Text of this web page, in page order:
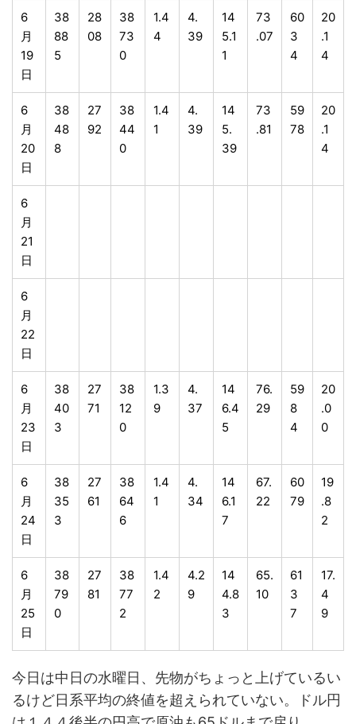
6
月
19
日
38
88
5
28
08
38
73
0
1.4
4
4.
39
14
5.1
1
73
.07
60
3
4
20
.1
4
6
月
20
日
38
48
8
27
92
38
44
0
1.4
1
4.
39
14
5.
39
73
.81
59
78
20
.1
4
6
月
21
日
6
月
22
日
6
月
23
日
38
40
3
27
71
38
12
0
1.3
9
4.
37
14
6.4
5
76.
29
59
8
4
20
.0
0
6
月
24
日
38
35
3
27
61
38
64
6
1.4
1
4.
34
14
6.1
7
67.
22
60
79
19
.8
2
6
月
25
日
38
79
0
27
81
38
77
2
1.4
2
4.2
9
14
4.8
3
65.
10
61
3
7
17.
4
9
今日は中日の水曜日、先物がちょっと上げているい
るけど日系平均の終値を超えられていない。ドル円